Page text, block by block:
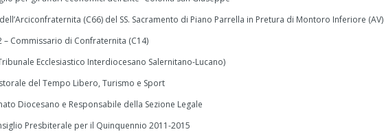
(C66) del SS. Sacramento di Piano Parrella in Pretura di Montoro Inferiore (AV)
Commissario di Confraternita (C14)
Ecclesiastico Interdiocesano Salernitano-Lucano)
del Tempo Libero, Turismo e Sport
Diocesano e Responsabile della Sezione Legale
Presbiterale per il Quinquennio 2011-2015